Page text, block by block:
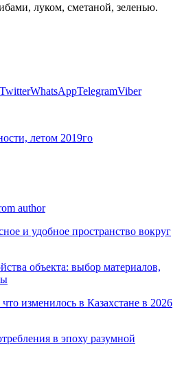
луком, сметаной, зеленью.
TwitterWhatsAppTelegramViber
летом 2019го
author
и удобное пространство вокруг
объекта: выбор материалов,
изменилось в Казахстане в 2026
в эпоху разумной